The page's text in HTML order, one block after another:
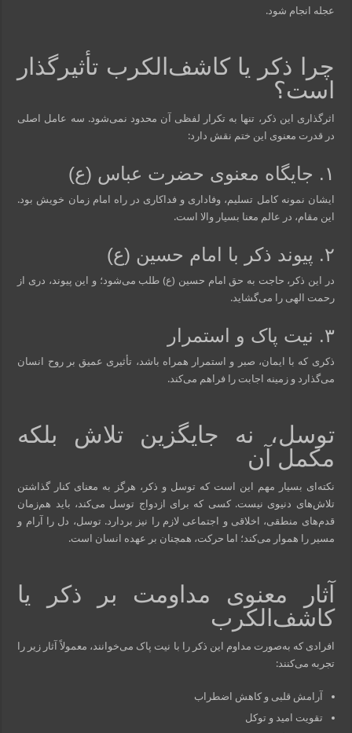
عجله انجام شود.
چرا ذکر یا کاشف‌الکرب تأثیرگذار
است؟
اثرگذاری این ذکر، تنها به تکرار لفظی آن محدود نمی‌شود. سه عامل اصلی
در قدرت معنوی این ختم نقش دارد:
۱. جایگاه معنوی حضرت عباس (ع)
ایشان نمونه کامل تسلیم، وفاداری و فداکاری در راه امام زمان خویش بود.
این مقام، در عالم معنا بسیار والا است.
۲. پیوند ذکر با امام حسین (ع)
در این ذکر، حاجت به حق امام حسین (ع) طلب می‌شود؛ و این پیوند، دری از
رحمت الهی را می‌گشاید.
۳. نیت پاک و استمرار
ذکری که با ایمان، صبر و استمرار همراه باشد، تأثیری عمیق بر روح انسان
می‌گذارد و زمینه اجابت را فراهم می‌کند.
توسل، نه جایگزین تلاش بلکه
مکمل آن
نکته‌ای بسیار مهم این است که توسل و ذکر، هرگز به معنای کنار گذاشتن
تلاش‌های دنیوی نیست. کسی که برای ازدواج توسل می‌کند، باید هم‌زمان
قدم‌های منطقی، اخلاقی و اجتماعی لازم را نیز بردارد. توسل، دل را آرام و
مسیر را هموار می‌کند؛ اما حرکت، همچنان بر عهده انسان است.
آثار معنوی مداومت بر ذکر یا
کاشف‌الکرب
افرادی که به‌صورت مداوم این ذکر را با نیت پاک می‌خوانند، معمولاً آثار زیر را
تجربه می‌کنند:
آرامش قلبی و کاهش اضطراب
تقویت امید و توکل